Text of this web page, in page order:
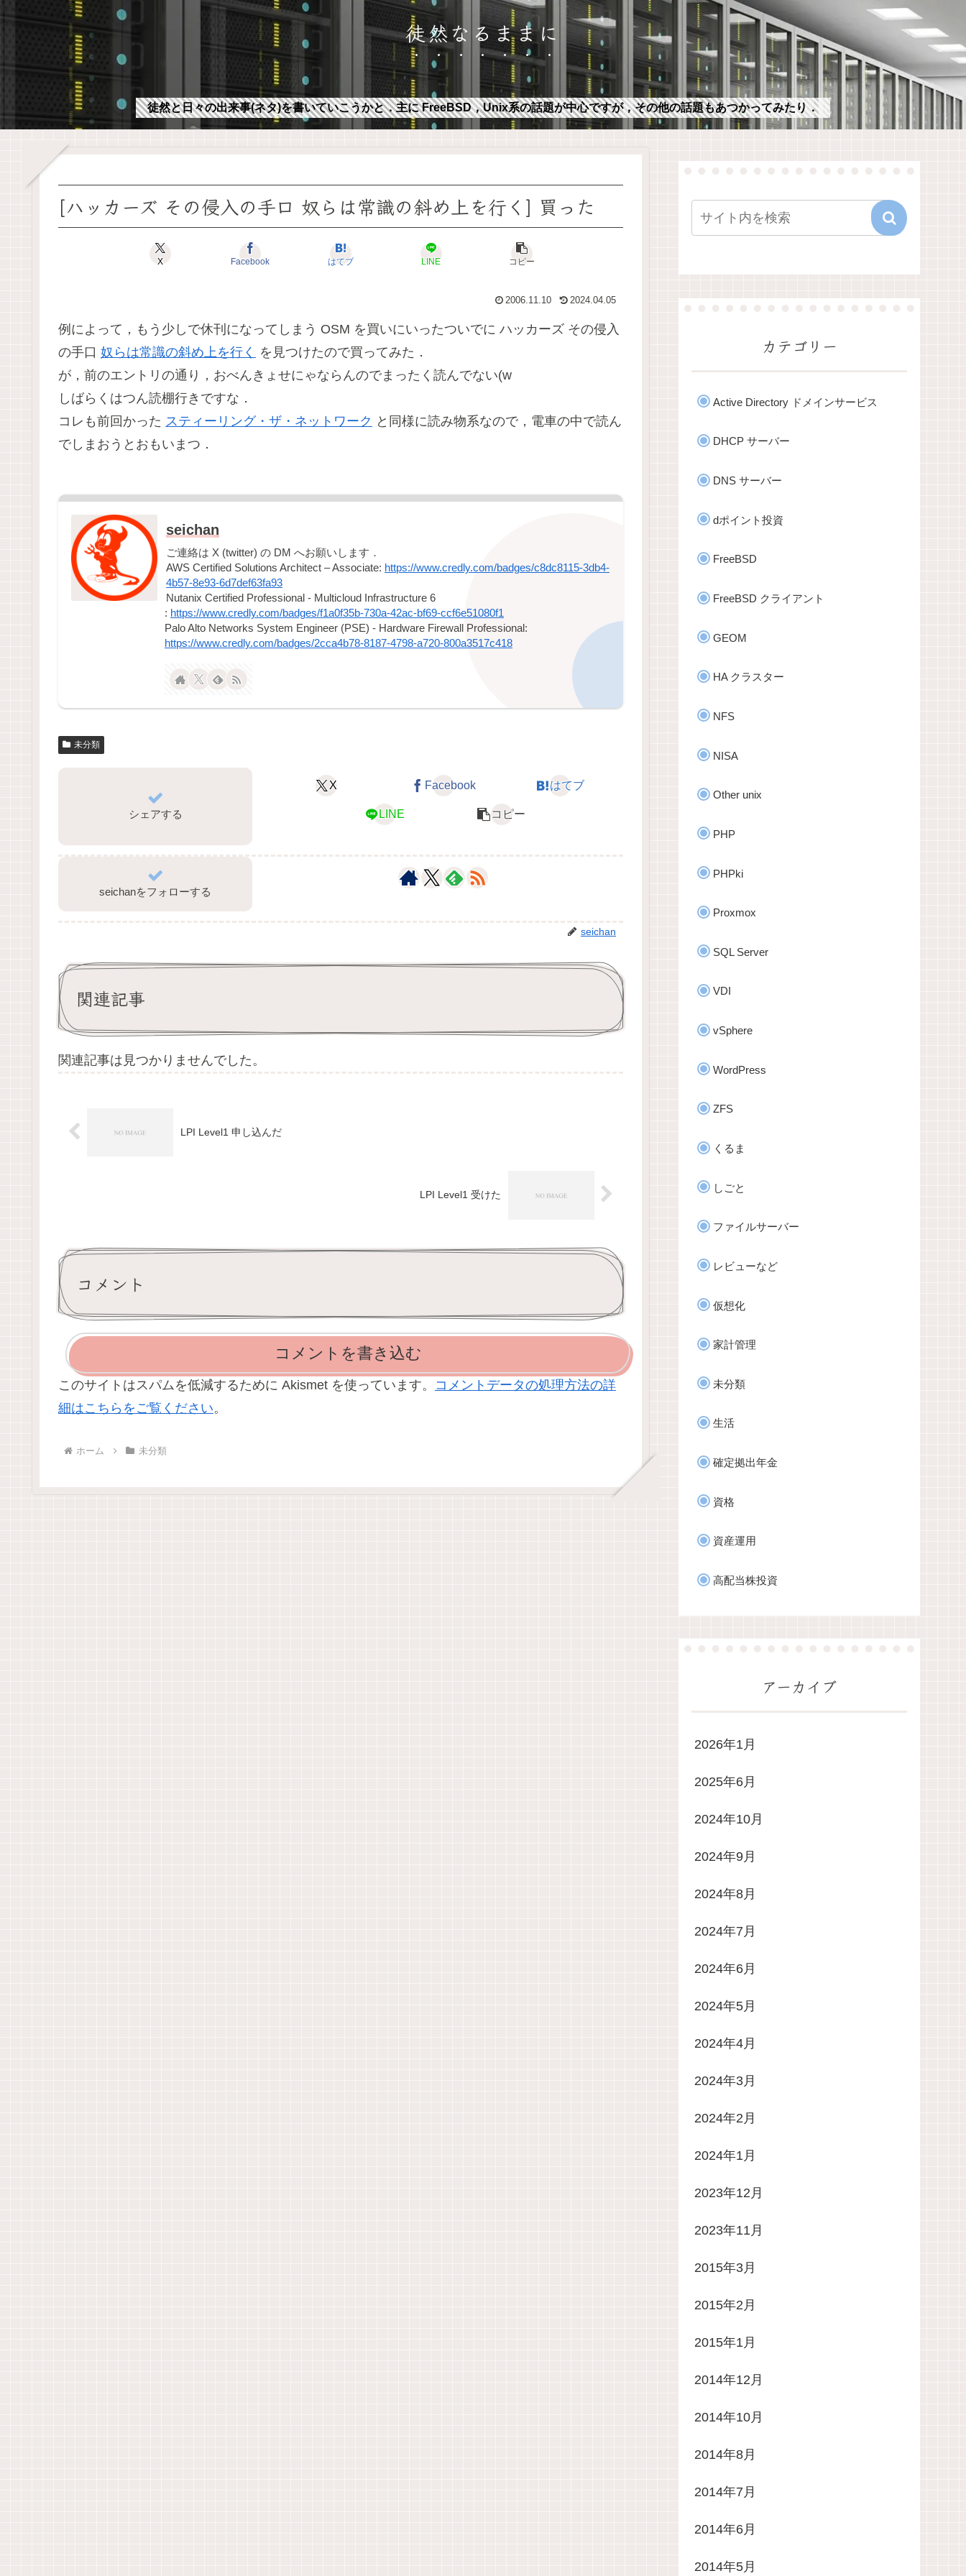
徒然なるままに
徒然と日々の出来事(ネタ)を書いていこうかと．主に FreeBSD，Unix系の話題が中心ですが，その他の話題もあつかってみたり．
[ハッカーズ その侵入の手口 奴らは常識の斜め上を行く] 買った
X Facebook はてブ LINE コピー
2006.11.10 2024.04.05
例によって，もう少しで休刊になってしまう OSM を買いにいったついでに ハッカーズ その侵入
の手口 奴らは常識の斜め上を行く
を見つけたので買ってみた．
が，前のエントリの通り，おべんきょせにゃならんのでまったく読んでない(w
しばらくはつん読棚行きですな．
コレも前回かった スティーリング・ザ・ネットワーク と同様に読み物系なので，電車の中で読ん
でしまおうとおもいまつ．
seichan
ご連絡は X (twitter) の DM へお願いします．
AWS Certified Solutions Architect – Associate: https://www.credly.com/badges/c8dc8115-3db4-
4b57-8e93-6d7def63fa93
Nutanix Certified Professional - Multicloud Infrastructure 6
: https://www.credly.com/badges/f1a0f35b-730a-42ac-bf69-ccf6e51080f1
Palo Alto Networks System Engineer (PSE) - Hardware Firewall Professional:
https://www.credly.com/badges/2cca4b78-8187-4798-a720-800a3517c418
未分類
シェアする
X Facebook はてブ
LINE コピー
seichanをフォローする
seichan
関連記事
関連記事は見つかりませんでした。
LPI Level1 申し込んだ
LPI Level1 受けた
コメント
コメントを書き込む
このサイトはスパムを低減するために Akismet を使っています。 コメントデータの処理方法の詳
細はこちらをご覧ください。
ホーム 未分類
カテゴリー
Active Directory ドメインサービス
DHCP サーバー
DNS サーバー
dポイント投資
FreeBSD
FreeBSD クライアント
GEOM
HA クラスター
NFS
NISA
Other unix
PHP
PHPki
Proxmox
SQL Server
VDI
vSphere
WordPress
ZFS
くるま
しごと
ファイルサーバー
レビューなど
仮想化
家計管理
未分類
生活
確定拠出年金
資格
資産運用
高配当株投資
アーカイブ
2026年1月
2025年6月
2024年10月
2024年9月
2024年8月
2024年7月
2024年6月
2024年5月
2024年4月
2024年3月
2024年2月
2024年1月
2023年12月
2023年11月
2015年3月
2015年2月
2015年1月
2014年12月
2014年10月
2014年8月
2014年7月
2014年6月
2014年5月